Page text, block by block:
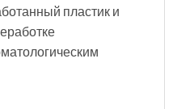
пластик и